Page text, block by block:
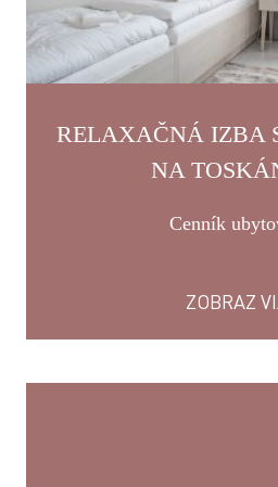
RELAXAČNÁ IZBA
NA
Cenník
ZOBRAZ